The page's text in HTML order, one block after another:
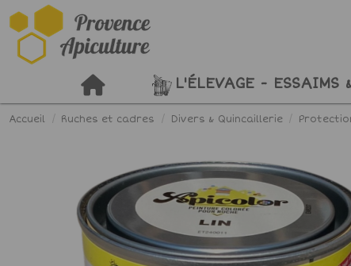
L'ÉLEVAGE - ESSAIMS
Accueil Ruches et cadres Divers & Quincaillerie